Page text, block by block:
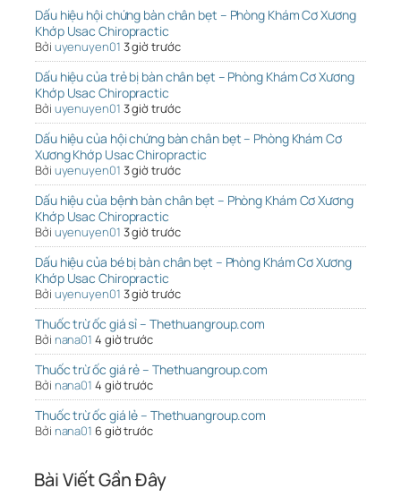
Dấu hiệu hội chứng bàn chân bẹt – Phòng Khám Cơ Xương
Khớp Usac Chiropractic
Bởi uyenuyen01 3 giờ trước
Dấu hiệu của trẻ bị bàn chân bẹt – Phòng Khám Cơ Xương
Khớp Usac Chiropractic
Bởi uyenuyen01 3 giờ trước
Dấu hiệu của hội chứng bàn chân bẹt – Phòng Khám Cơ
Xương Khớp Usac Chiropractic
Bởi uyenuyen01 3 giờ trước
Dấu hiệu của bệnh bàn chân bẹt – Phòng Khám Cơ Xương
Khớp Usac Chiropractic
Bởi uyenuyen01 3 giờ trước
Dấu hiệu của bé bị bàn chân bẹt – Phòng Khám Cơ Xương
Khớp Usac Chiropractic
Bởi uyenuyen01 3 giờ trước
Thuốc trừ ốc giá sỉ – Thethuangroup.com
Bởi nana01 4 giờ trước
Thuốc trừ ốc giá rẻ – Thethuangroup.com
Bởi nana01 4 giờ trước
Thuốc trừ ốc giá lẻ – Thethuangroup.com
Bởi nana01 6 giờ trước
Bài Viết Gần Đây